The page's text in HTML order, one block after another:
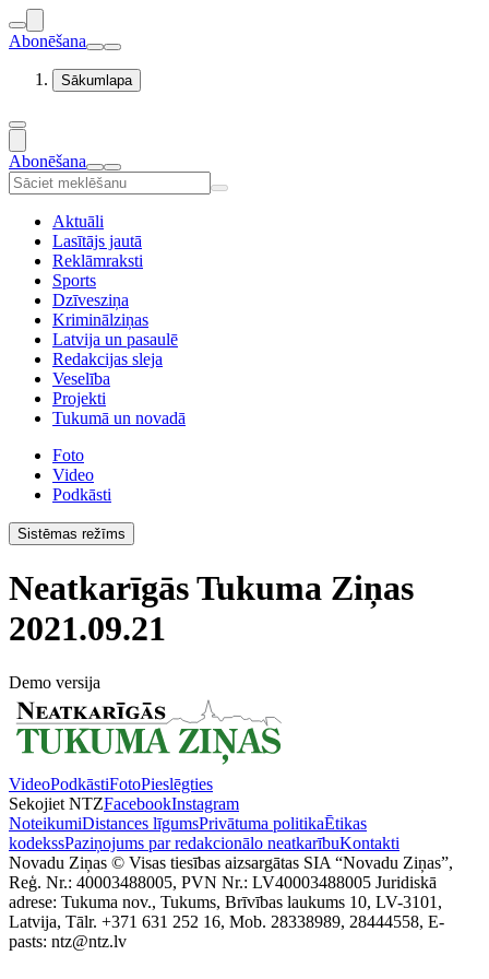
Abonēšana
Sākumlapa
Abonēšana
Aktuāli
Lasītājs jautā
Reklāmraksti
Sports
Dzīvesziņa
Kriminālziņas
Latvija un pasaulē
Redakcijas sleja
Veselība
Projekti
Tukumā un novadā
Foto
Video
Podkāsti
Sistēmas režīms
Neatkarīgās Tukuma Ziņas
2021.09.21
Demo versija
VideoPodkāstiFotoPieslēgties
Sekojiet NTZFacebookInstagram
NoteikumiDistances līgumsPrivātuma politikaĒtikas
kodekssPaziņojums par redakcionālo neatkarībuKontakti
Novadu Ziņas © Visas tiesības aizsargātas SIA “Novadu Ziņas”,
Reģ. Nr.: 40003488005, PVN Nr.: LV40003488005 Juridiskā
adrese: Tukuma nov., Tukums, Brīvības laukums 10, LV-3101,
Latvija, Tālr. +371 631 252 16, Mob. 28338989, 28444558, E-
pasts: ntz@ntz.lv